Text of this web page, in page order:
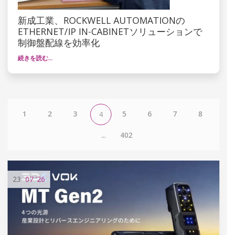
新成工業、ROCKWELL AUTOMATIONの
ETHERNET/IP IN-CABINETソリューションで
制御盤配線を効率化
続きを読む…
1 2 3 4 5 6 7 8
... 402
23 07'26